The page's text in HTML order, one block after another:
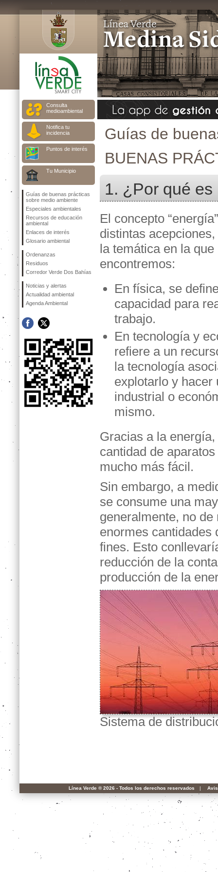
Consulta
medioambiental
Notifica tu
incidencia
Puntos de interés
Tu Municipio
Guías de buenas prácticas
sobre medio ambiente
Especiales ambientales
Recursos de educación
ambiental
Enlaces de interés
Glosario ambiental
Ordenanzas
Residuos
Corredor Verde Dos Bahías
Noticias y alertas
Actualidad ambiental
Agenda Ambiental
Guías de
BUENAS
1. ¿Por qué
El concepto
distintas
la temática en la que
encontremos:
En física, se
capacidad para
trabajo.
En tecnología y
refiere a un
la tecnología
explotarlo y hacer
industrial o
mismo.
Gracias a la
cantidad de
mucho más fácil.
Sin embargo, a
se consume una
generalmente, no
enormes cantidades
fines. Esto
reducción de la
producción de la
Sistema de
Línea Verde ® 2026 - Todos los derechos reservados |